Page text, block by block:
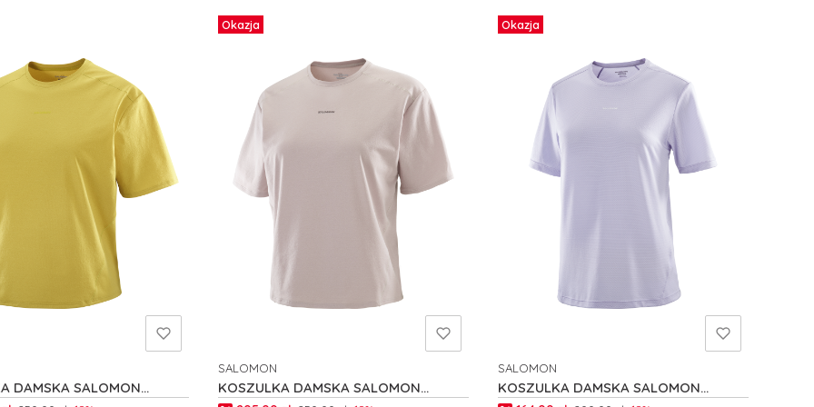
DAMSKA SALOMON
Okazja
KOSZULKA DAMSKA SALOMON
PRODUCENT
SALOMON
Okazja
KOSZULKA DAMSKA SALOMON
PRODUCENT
SALOMON